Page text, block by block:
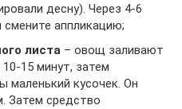
десну). Через 4-6
аппликацию;
листа – овощ заливают
15 минут, затем
маленький кусочек. Он
Затем средство